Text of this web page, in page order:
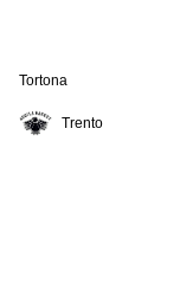
Tortona
Trento